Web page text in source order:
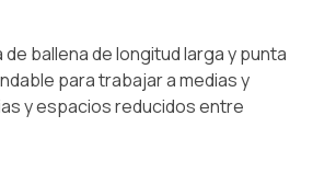
de ballena de longitud larga y punta
para trabajar a medias y
y espacios reducidos entre